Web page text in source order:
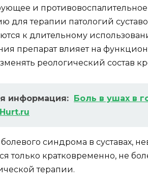
и
для терапии патологий
к длительному
препарат влияет на
реологический состав
информация: Боль в ушах в
синдрома в суставах,
только кратковременно, не
терапии.